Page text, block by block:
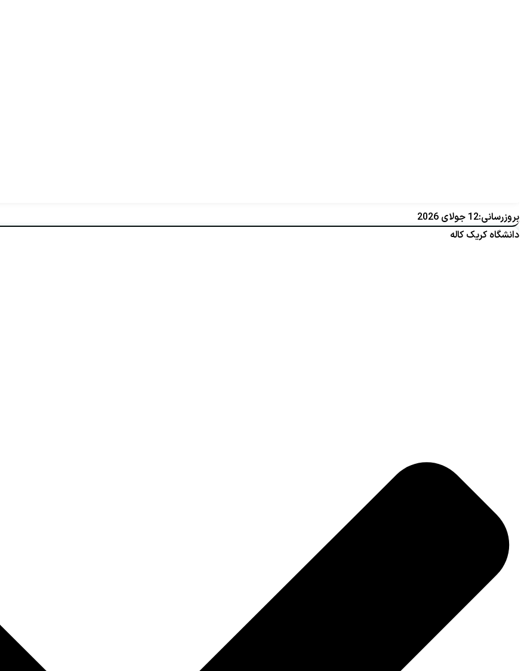
بروزرسانی:12 جولای 2026
دانشگاه کریک کاله